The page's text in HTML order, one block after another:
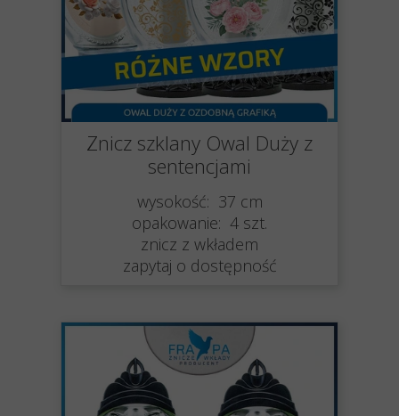
Znicz szklany Owal Duży z
sentencjami
wysokość: 37 cm
opakowanie: 4 szt.
znicz z wkładem
zapytaj o dostępność